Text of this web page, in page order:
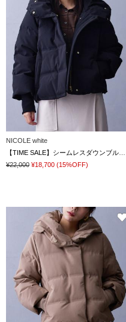
NICOLE white
¥22,000 ¥18,700 (15%OFF)